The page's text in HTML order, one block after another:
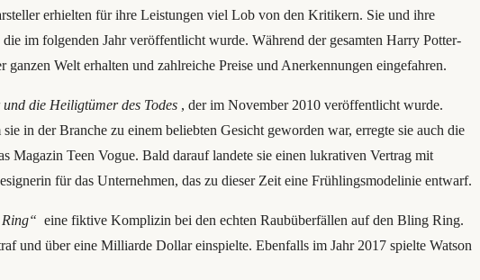
erhielten für ihre Leistungen viel Lob von den Kritikern. Sie und ihre
die im folgenden Jahr veröffentlicht wurde. Während der gesamten Harry Potter-
Welt erhalten und zahlreiche Preise und Anerkennungen eingefahren.
die Heiligtümer des Todes , der im November 2010 veröffentlicht wurde.
in der Branche zu einem beliebten Gesicht geworden war, erregte sie auch die
Magazin Teen Vogue. Bald darauf landete sie einen lukrativen Vertrag mit
für das Unternehmen, das zu dieser Zeit eine Frühlingsmodelinie entwarf.
eine fiktive Komplizin bei den echten Raubüberfällen auf den Bling Ring.
und über eine Milliarde Dollar einspielte. Ebenfalls im Jahr 2017 spielte Watson